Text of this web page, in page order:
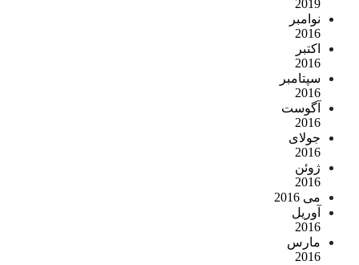
2019
نوامبر
2016
اکتبر
2016
سپتامبر
2016
آگوست
2016
جولای
2016
ژوئن
2016
می 2016
آوریل
2016
مارس
2016